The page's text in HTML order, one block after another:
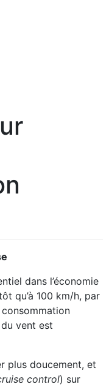
dans l’économie
qu’à 100 km/h, par
vent est
plus doucement, et
control) sur